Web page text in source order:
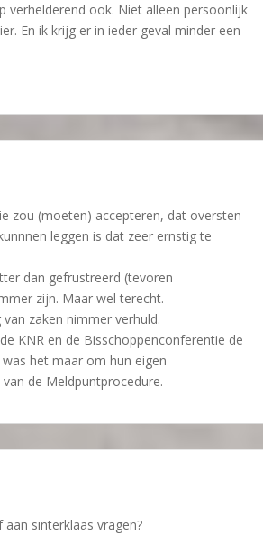
verhelderend ook. Niet alleen persoonlijk
En ik krijg er in ieder geval minder een
zou (moeten) accepteren, dat oversten
leggen is dat zeer ernstig te
dan gefrustreerd (tevoren
zijn. Maar wel terecht.
zaken nimmer verhuld.
KNR en de Bisschoppenconferentie de
het maar om hun eigen
de Meldpuntprocedure.
sinterklaas vragen?